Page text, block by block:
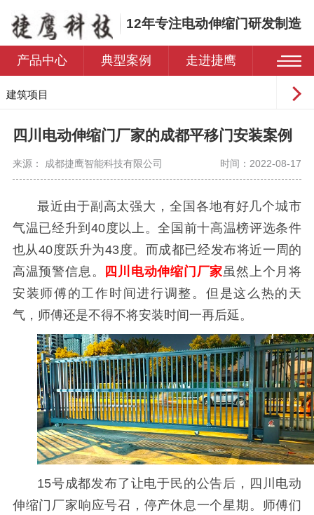
12年专注电动伸缩门研发制造
产品中心 典型案例 走进捷鹰
建筑项目
学校
医院
四川电动伸缩门厂家的成都平移门安装案例
来源： 成都捷鹰智能科技有限公司 时间：2022-08-17
最近由于副高太强大，全国各地有好几个城市
气温已经升到40度以上。全国前十高温榜评选条件
也从40度跃升为43度。而成都已经发布将近一周的
高温预警信息。
四川电动伸缩门厂家虽然上个月将
安装师傅的工作时间进行调整。但是这么热的天
气，师傅还是不得不将安装时间一再后延。
15号成都发布了让电于民的公告后，四川电动
伸缩门厂家响应号召，停产休息一个星期。师傅们